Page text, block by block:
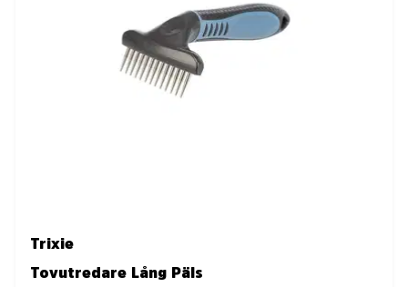
Trixie
Tovutredare Lång Päls